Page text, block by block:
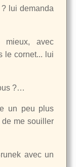
lui demanda
avec
le cornet... lui
?…
un peu plus
me souiller
avec un